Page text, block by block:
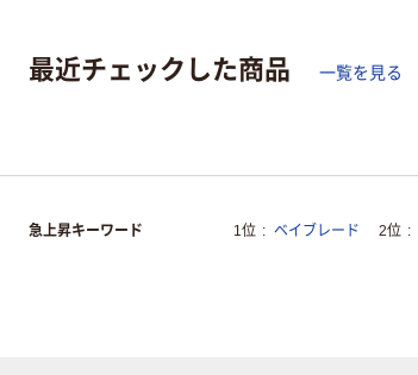
最近チェックした商品 一覧を見る
急上昇キーワード 1位 ベイブレード 2位